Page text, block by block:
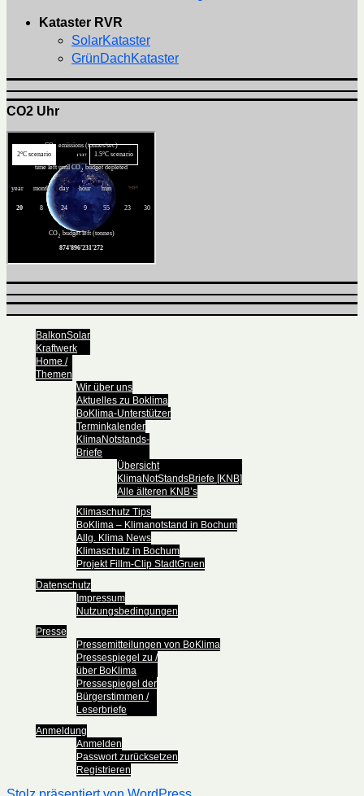
Kataster RVR
SolarKataster
GrünDachKataster
CO2 Uhr
BalkonSolar
Kraftwerk
Home /
Themen
Wir über uns
Aktuelles zu Boklima
BoKlima-Unterstützer
Terminkalender
KlimaNotstands-
Briefe
Übersicht
KlimaNotStandsBriefe [KNB]
Alle älteren KNB’s
Klimaschutz Tips
BoKlima – Klimanotstand in Bochum
Allg. Klima News
Klimaschutz in Bochum
Projekt Fillm-Clip StadtGruen
Datenschutz
Impressum
Nutzungsbedingungen
Presse
Pressemitteilungen von BoKlima
Pressespiegel zu /
über BoKlima
Pressespiegel der
Bürgerstimmen /
Leserbriefe
Anmeldung
Anmelden
Passwort zurücksetzen
Registrieren